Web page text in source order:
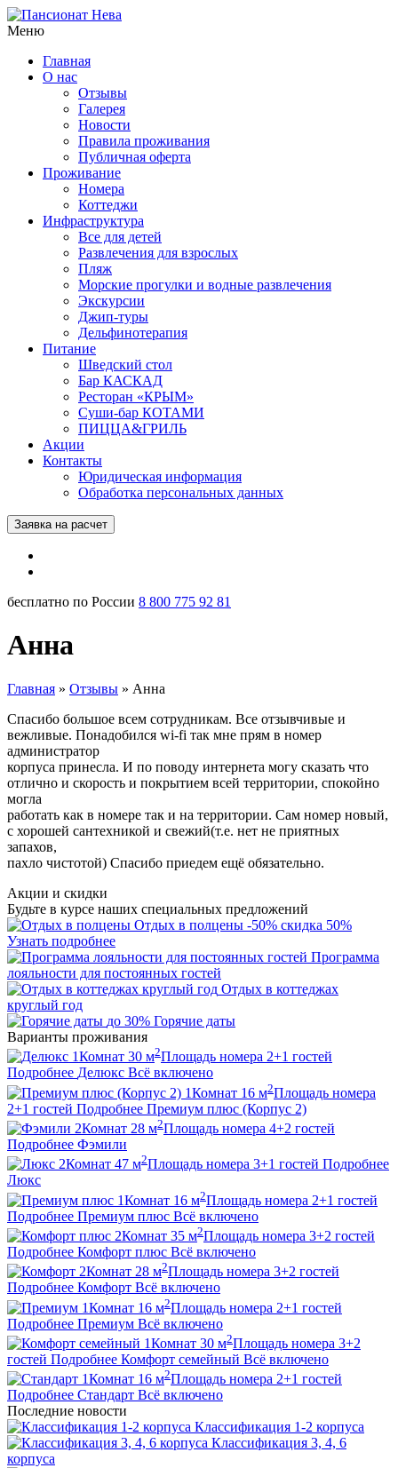
Меню
Главная
О нас
Отзывы
Галерея
Новости
Правила проживания
Публичная оферта
Проживание
Номера
Коттеджи
Инфраструктура
Все для детей
Развлечения для взрослых
Пляж
Морские прогулки и водные развлечения
Экскурсии
Джип-туры
Дельфинотерапия
Питание
Шведский стол
Бар КАСКАД
Ресторан «КРЫМ»
Суши-бар КОТАМИ
ПИЦЦА&ГРИЛЬ
Акции
Контакты
Юридическая информация
Обработка персональных данных
Заявка на расчет
бесплатно по России 8 800 775 92 81
Анна
Главная » Отзывы » Анна
Спасибо большое всем сотрудникам. Все отзывчивые и
вежливые. Понадобился wi-fi так мне прям в номер
администратор
корпуса принесла. И по поводу интернета могу сказать что
отлично и скорость и покрытием всей территории, спокойно
могла
работать как в номере так и на территории. Сам номер новый,
с хорошей сантехникой и свежий(т.е. нет не приятных
запахов,
пахло чистотой) Спасибо приедем ещё обязательно.
Акции и скидки
Будьте в курсе наших специальных предложений
Отдых в полцены -50% скидка 50%
Узнать подробнее
Программа
лояльности для постоянных гостей
Отдых в коттеджах
круглый год
до 30% Горячие даты
Варианты проживания
1Комнат 30 м2Площадь номера 2+1 гостей
Подробнее Делюкс Всё включено
1Комнат 16 м2Площадь номера
2+1 гостей Подробнее Премиум плюс (Корпус 2)
2Комнат 28 м2Площадь номера 4+2 гостей
Подробнее Фэмили
2Комнат 47 м2Площадь номера 3+1 гостей Подробнее
Люкс
1Комнат 16 м2Площадь номера 2+1 гостей
Подробнее Премиум плюс Всё включено
2Комнат 35 м2Площадь номера 3+2 гостей
Подробнее Комфорт плюс Всё включено
2Комнат 28 м2Площадь номера 3+2 гостей
Подробнее Комфорт Всё включено
1Комнат 16 м2Площадь номера 2+1 гостей
Подробнее Премиум Всё включено
1Комнат 30 м2Площадь номера 3+2
гостей Подробнее Комфорт семейный Всё включено
1Комнат 16 м2Площадь номера 2+1 гостей
Подробнее Стандарт Всё включено
Последние новости
Классификация 1-2 корпуса
Классификация 3, 4, 6
корпуса